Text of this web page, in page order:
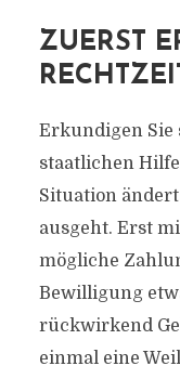
ZUERST
Erkundigen Sie
staatlichen
Situation
ausgeht. Erst
mögliche
Bewilligung
rückwirkend
einmal eine